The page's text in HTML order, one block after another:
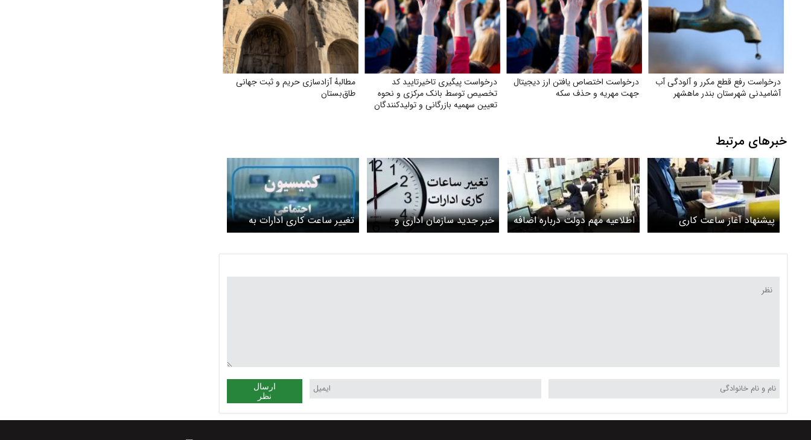
درخواست رفع قطع مکرر و آلودگی آب
آشامیدنی شهرستان بندر ماهشهر
درخواست اختصاص یافتن ارز دیجیتال
جهت مهریه و حذف سکه
درخواست پیگیری تاخیرتایید کد
تخصیص توسط بانک مرکزی و نحوه
تعیین سهمیه بازرگانی و تولیدکنندگان
مطالبهٔ آزادسازی حریم و ثبت جهانی
طاق‌بستان
خبرهای مرتبط
پیشنهاد آغاز ساعت کاری
کارمندان از اول خرداد؛ دولت
اطلاعیه مهم دولت درباره اضافه
کاری کارمندان
خبر جدید سازمان اداری و
استخدامی درباره تغییر ساعت
تغییر ساعت کاری ادارات به
کجا رسید؟
ارسال
نظر